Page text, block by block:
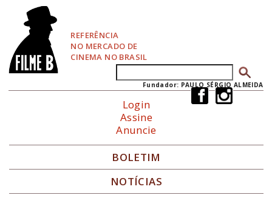
REFERÊNCIA
NO MERCADO DE
CINEMA NO BRASIL
Formulário de busca
Fundador: PAULO SÉRGIO ALMEIDA
Login
Assine
Anuncie
BOLETIM
NOTÍCIAS